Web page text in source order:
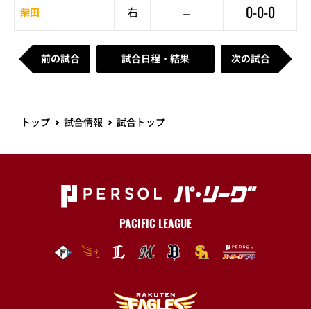
柴田 右 – 0-0-0
前の試合 試合日程・結果 次の試合
トップ 試合情報 試合トップ
PACIFIC LEAGUE